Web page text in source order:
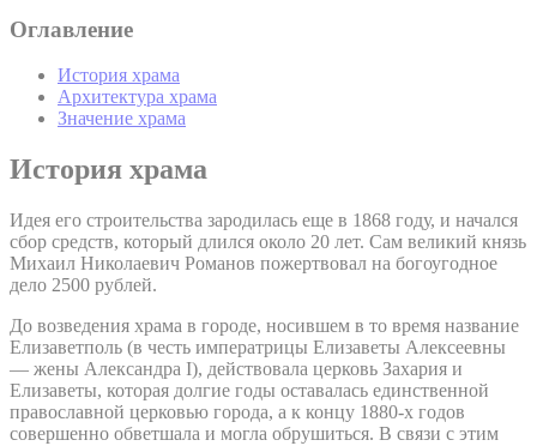
Оглавление
История храма
Архитектура храма
Значение храма
История храма
Идея его строительства зародилась еще в 1868 году, и начался
сбор средств, который длился около 20 лет. Сам великий князь
Михаил Николаевич Романов пожертвовал на богоугодное
дело 2500 рублей.
До возведения храма в городе, носившем в то время название
Елизаветполь (в честь императрицы Елизаветы Алексеевны
— жены Александра I), действовала церковь Захария и
Елизаветы, которая долгие годы оставалась единственной
православной церковью города, а к концу 1880-х годов
совершенно обветшала и могла обрушиться. В связи с этим